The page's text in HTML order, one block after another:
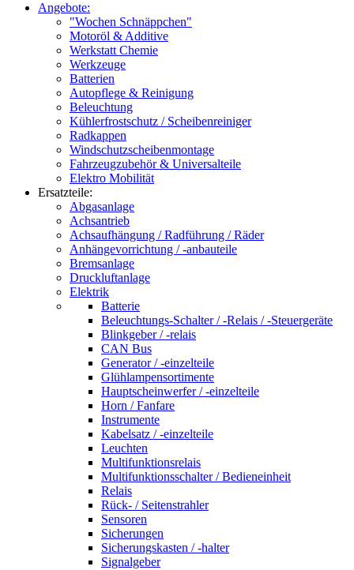
Angebote:
"Wochen Schnäppchen"
Motoröl & Additive
Werkstatt Chemie
Werkzeuge
Batterien
Autopflege & Reinigung
Beleuchtung
Kühlerfrostschutz / Scheibenreiniger
Radkappen
Windschutzscheibenmontage
Fahrzeugzubehör & Universalteile
Elektro Mobilität
Ersatzteile:
Abgasanlage
Achsantrieb
Achsaufhängung / Radführung / Räder
Anhängevorrichtung / -anbauteile
Bremsanlage
Druckluftanlage
Elektrik
Batterie
Beleuchtungs-Schalter / -Relais / -Steuergeräte
Blinkgeber / -relais
CAN Bus
Generator / -einzelteile
Glühlampensortimente
Hauptscheinwerfer / -einzelteile
Horn / Fanfare
Instrumente
Kabelsatz / -einzelteile
Leuchten
Multifunktionsrelais
Multifunktionsschalter / Bedieneinheit
Relais
Rück- / Seitenstrahler
Sensoren
Sicherungen
Sicherungskasten / -halter
Signalgeber